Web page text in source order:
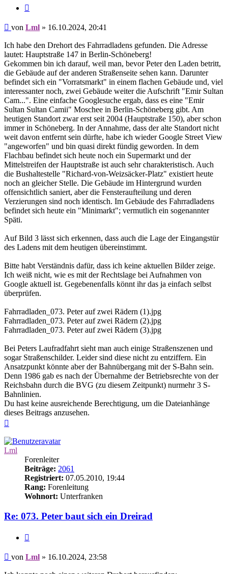
Beitrag
von Lml » 16.10.2024, 20:41
Ich habe den Drehort des Fahrradladens gefunden. Die Adresse
lautet: Hauptstraße 147 in Berlin-Schöneberg!
Gekommen bin ich darauf, weil man, bevor Peter den Laden betritt,
die Gebäude auf der anderen Straßenseite sehen kann. Darunter
befindet sich ein "Vorratsmarkt" in einem flachen Gebäude und, viel
interessanter noch, zwei Gebäude weiter die Aufschrift "Emir Sultan
Cam...". Eine einfache Googlesuche ergab, dass es eine "Emir
Sultan Sultan Camii" Moschee in Berlin-Schöneberg gibt. Am
heutigen Standort zwar erst seit 2004 (Hauptstraße 150), aber schon
immer in Schöneberg. In der Annahme, dass der alte Standort nicht
weit davon entfernt sein dürfte, habe ich wieder Google Street View
"angeworfen" und bin quasi direkt fündig geworden. In dem
Flachbau befindet sich heute noch ein Supermarkt und der
Mittelstreifen der Hauptstraße ist auch sehr charakteristisch. Auch
die Bushaltestelle "Richard-von-Weizsäcker-Platz" existiert heute
noch an gleicher Stelle. Die Gebäude im Hintergrund wurden
offensichtlich saniert, aber die Fensteraufteilung und deren
Verzierungen sind noch identisch. Im Gebäude des Fahrradladens
befindet sich heute ein "Minimarkt"; vermutlich ein sogenannter
Späti.
Auf Bild 3 lässt sich erkennen, dass auch die Lage der Eingangstür
des Ladens mit dem heutigen übereinstimmt.
Bitte habt Verständnis dafür, dass ich keine aktuellen Bilder zeige.
Ich weiß nicht, wie es mit der Rechtslage bei Aufnahmen von
Google aktuell ist. Gegebenenfalls könnt ihr das ja einfach selbst
überprüfen.
Fahrradladen_073. Peter auf zwei Rädern (1).jpg
Fahrradladen_073. Peter auf zwei Rädern (2).jpg
Fahrradladen_073. Peter auf zwei Rädern (3).jpg
Bei Peters Laufradfahrt sieht man auch einige Straßenszenen und
sogar Straßenschilder. Leider sind diese nicht zu entziffern. Ein
Ansatzpunkt könnte aber der Bahnübergang mit der S-Bahn sein.
Denn 1986 gab es nach der Übernahme der Betriebsrechte von der
Reichsbahn durch die BVG (zu diesem Zeitpunkt) nurmehr 3 S-
Bahnlinien.
Du hast keine ausreichende Berechtigung, um die Dateianhänge
dieses Beitrags anzusehen.
Lml
Forenleiter
Beiträge: 2061
Registriert: 07.05.2010, 19:44
Rang: Forenleitung
Wohnort: Unterfranken
Re: 073. Peter baut sich ein Dreirad
Beitrag
von Lml » 16.10.2024, 23:58